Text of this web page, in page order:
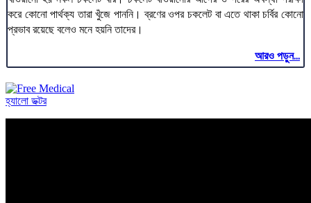
করে কোনো পার্থক্য তারা খুঁজে পাননি। ব্রণের ওপর চকলেট বা এতে থাকা চর্বির কোনো
প্রভাব রয়েছে বলেও মনে হয়নি তাদের।
আরও পড়ুন...
হ্যালো ডক্টর